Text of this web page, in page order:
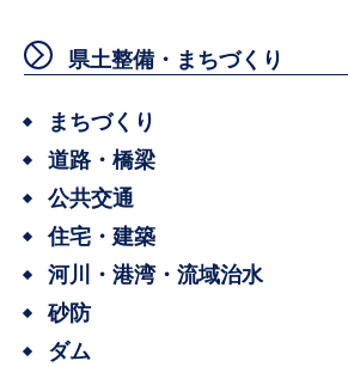
県土整備・まちづくり
まちづくり
道路・橋梁
公共交通
住宅・建築
河川・港湾・流域治水
砂防
ダム